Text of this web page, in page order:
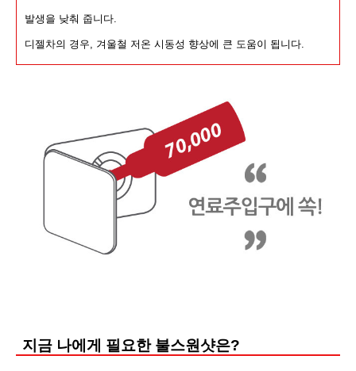
발생을 낮춰 줍니다.
디젤차의 경우, 겨울철 저온 시동성 향상에 큰 도움이 됩니다.
지금 나에게 필요한 불스원샷은?